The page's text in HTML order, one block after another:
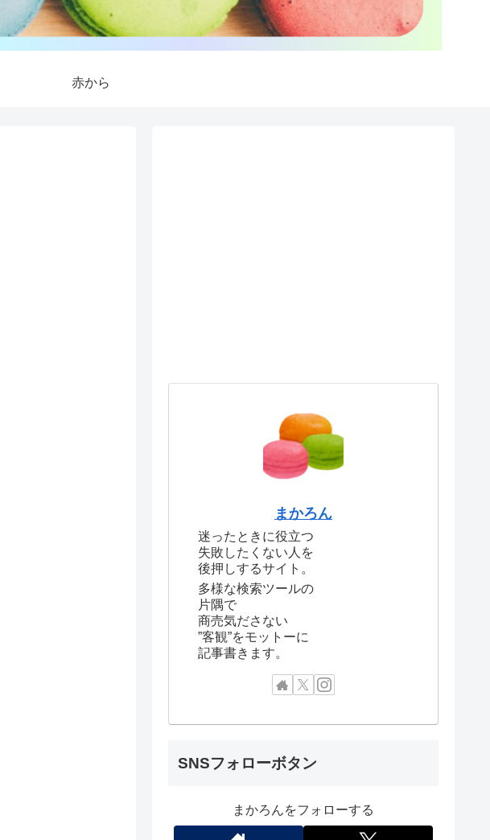
赤から
まかろん
迷ったときに役立つ
失敗したくない人を
後押しするサイト。
多様な検索ツールの
片隅で
商売気ださない
”客観”をモットーに
記事書きます。
SNSフォローボタン
まかろんをフォローする